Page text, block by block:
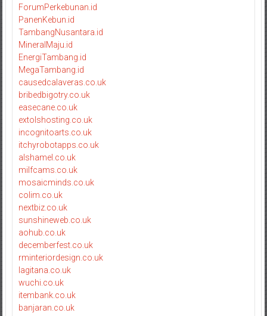
ForumPerkebunan.id
PanenKebun.id
TambangNusantara.id
MineralMaju.id
EnergiTambang.id
MegaTambang.id
causedcalaveras.co.uk
bribedbigotry.co.uk
easecane.co.uk
extolshosting.co.uk
incognitoarts.co.uk
itchyrobotapps.co.uk
alshamel.co.uk
milfcams.co.uk
mosaicminds.co.uk
colim.co.uk
nextbiz.co.uk
sunshineweb.co.uk
aohub.co.uk
decemberfest.co.uk
rminteriordesign.co.uk
lagitana.co.uk
wuchi.co.uk
itembank.co.uk
banjaran.co.uk